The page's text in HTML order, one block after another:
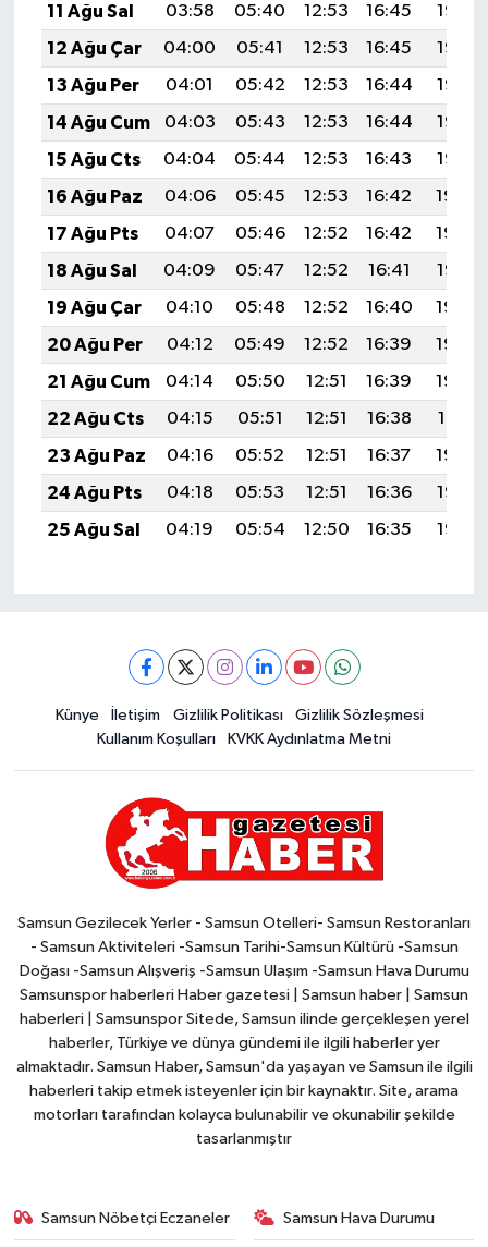
11 Ağu Sal
03:58 05:40 12:53 16:45
19:57
12 Ağu Çar
04:00 05:41 12:53 16:45
19:56
13 Ağu Per
04:01 05:42 12:53 16:44
19:55
14 Ağu Cum
04:03 05:43 12:53 16:44
19:53
15 Ağu Cts
04:04 05:44 12:53 16:43
19:52
16 Ağu Paz
04:06 05:45 12:53 16:42
19:50
17 Ağu Pts
04:07 05:46 12:52 16:42
19:49
18 Ağu Sal
04:09 05:47 12:52 16:41
19:47
19 Ağu Çar
04:10 05:48 12:52 16:40
19:46
20 Ağu Per
04:12 05:49 12:52 16:39
19:44
21 Ağu Cum
04:14 05:50 12:51 16:39
19:43
22 Ağu Cts
04:15 05:51 12:51 16:38
19:41
23 Ağu Paz
04:16 05:52 12:51 16:37
19:40
24 Ağu Pts
04:18 05:53 12:51 16:36
19:38
25 Ağu Sal
04:19 05:54 12:50 16:35 19:37
Künye İletişim Gizlilik Politikası
Gizlilik Sözleşmesi
Kullanım Koşulları
KVKK Aydınlatma Metni
Samsun Gezilecek Yerler - Samsun Otelleri- Samsun Restoranları
- Samsun Aktiviteleri -Samsun Tarihi-Samsun Kültürü -Samsun
Doğası -Samsun Alışveriş -Samsun Ulaşım -Samsun Hava Durumu
Samsunspor haberleri Haber gazetesi | Samsun haber | Samsun
haberleri | Samsunspor Sitede, Samsun ilinde gerçekleşen yerel
haberler, Türkiye ve dünya gündemi ile ilgili haberler yer
almaktadır. Samsun Haber, Samsun'da yaşayan ve Samsun ile ilgili
haberleri takip etmek isteyenler için bir kaynaktır. Site, arama
motorları tarafından kolayca bulunabilir ve okunabilir şekilde
tasarlanmıştır
Samsun Nöbetçi Eczaneler Samsun Hava Durumu